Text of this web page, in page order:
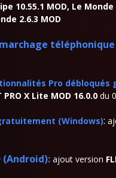
10.55.1 MOD, Le
2.6.3 MOD
téléphonique
Pro
PRO X Lite MOD 16.0.0 du
(Windows):
(Android): ajout version